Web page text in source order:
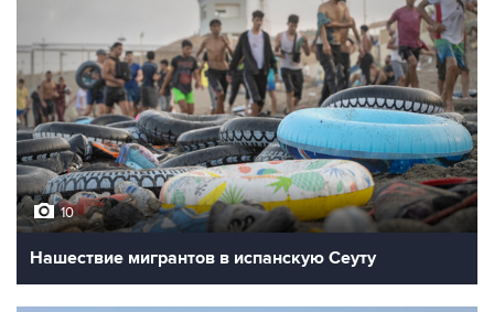
10
Нашествие мигрантов в испанскую Сеуту